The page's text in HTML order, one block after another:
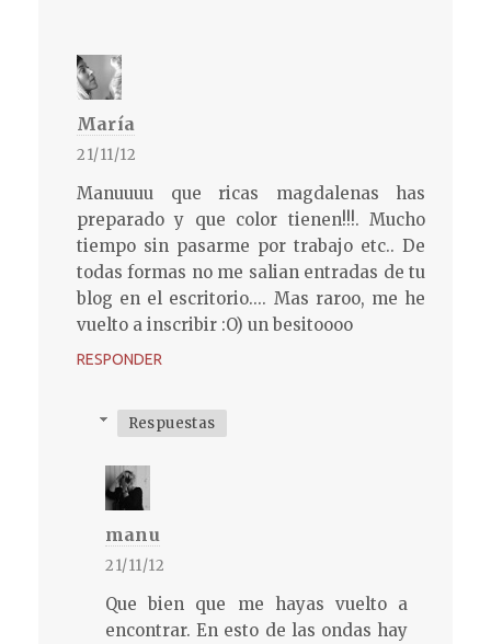
María
21/11/12
Manuuuu que ricas magdalenas has
preparado y que color tienen!!!. Mucho
tiempo sin pasarme por trabajo etc.. De
todas formas no me salian entradas de tu
blog en el escritorio.... Mas raroo, me he
vuelto a inscribir :O) un besitoooo
RESPONDER
Respuestas
manu
21/11/12
Que bien que me hayas vuelto a
encontrar. En esto de las ondas hay